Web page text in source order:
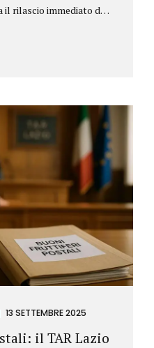
il rilascio immediato del
13 SETTEMBRE 2025
il TAR Lazio